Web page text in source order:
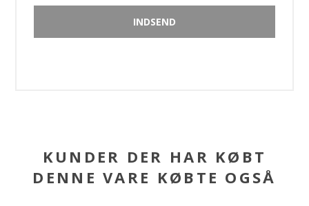
KUNDER DER HAR KØBT
DENNE VARE KØBTE OGSÅ